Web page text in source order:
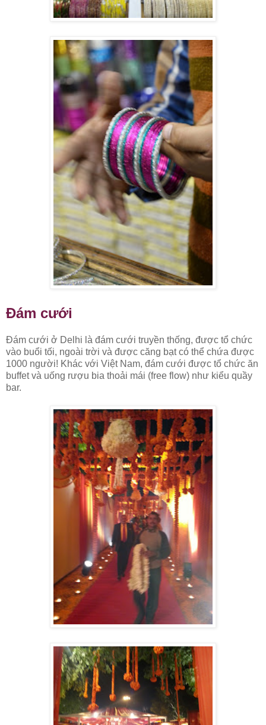
Đám cưới
Đám cưới ở Delhi là đám cưới truyền thống, được tổ chức
vào buổi tối, ngoài trời và được căng bạt có thể chứa được
1000 người! Khác với Việt Nam, đám cưới được tổ chức ăn
buffet và uống rượu bia thoải mái (free flow) như kiểu quầy
bar.